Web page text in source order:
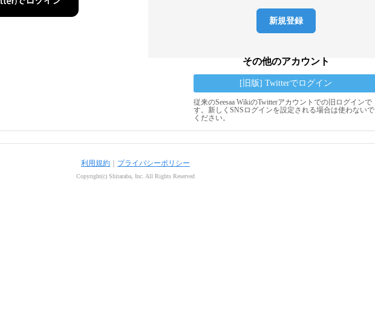
新規登録
その他のアカウント
[旧版] Twitterでログイン
従来のSeesaa WikiのTwitterアカウントでの旧ログインで
す。新しくSNSログインを設定される場合は使わないで
ください。
利用規約 プライバシーポリシー
Copyright(c) Shitaraba, Inc. All Rights Reserved